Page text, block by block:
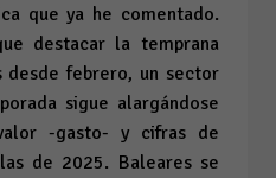
que ya he comentado.
destacar la temprana
febrero, un sector
sigue alargándose
-gasto- y cifras de
de 2025. Baleares se